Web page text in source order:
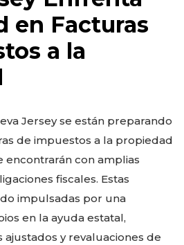
en Facturas
a la
Jersey se están preparando
de impuestos a la propiedad
encontrarán con amplias
fiscales. Estas
impulsadas por una
en la ayuda estatal,
y revaluaciones de